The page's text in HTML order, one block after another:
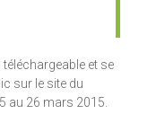
téléchargeable et se
sur le site du
au 26 mars 2015.